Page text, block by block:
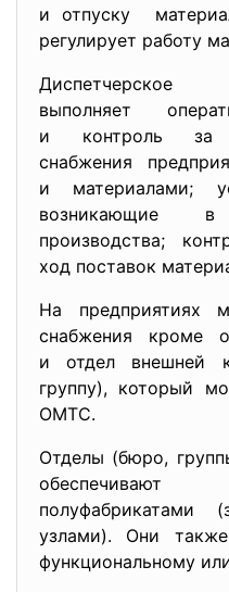
и отпуску
регулирует работу
выполняет
и контроль за
снабжения
и материалами;
возникающие
производства;
ход поставок
На предприятиях
снабжения кроме
и отдел внешней
группу), который
ОМТС.
Отделы (бюро,
полуфабрикатами
узлами). Они
функциональному